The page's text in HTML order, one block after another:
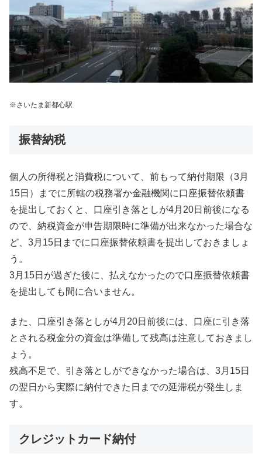
※さいたま新都心駅
振替納税
個人の所得税と消費税について、前もって納付期限（3月
15日）までに所轄の税務署か金融機関に口座振替依頼書
を提出しておくと、口座引き落としが4月20日前後になる
ので、納税資金が申告期限時に準備が出来なかった場合な
ど、3月15日までに口座振替依頼書を提出しておきましょ
う。
3月15日が過ぎた後に、払えなかったので口座振替依頼書
を提出しても間に合いません。
また、口座引き落としが4月20日前後には、口座に引き落
とされる税金分の資金は準備して残高は注意しておきまし
ょう。
残高不足で、引き落としができなかった場合は、3月15日
の翌日から実際に納付できた日までの延滞税が発生しま
す。
クレジットカード納付